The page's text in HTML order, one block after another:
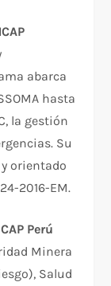
abarca
hasta
la gestión
Su
orientado
2016-EM.
Perú
Minera
Salud